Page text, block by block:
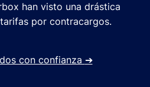
han visto una drástica
por contracargos.
con confianza ➔